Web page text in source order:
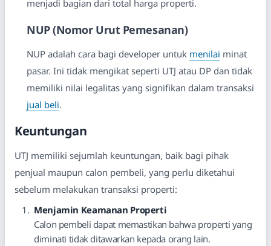
menjadi bagian dari total harga properti.
NUP (Nomor Urut Pemesanan)
NUP adalah cara bagi developer untuk menilai minat
pasar. Ini tidak mengikat seperti UTJ atau DP dan tidak
memiliki nilai legalitas yang signifikan dalam transaksi
jual beli.
Keuntungan
UTJ memiliki sejumlah keuntungan, baik bagi pihak
penjual maupun calon pembeli, yang perlu diketahui
sebelum melakukan transaksi properti:
Menjamin Keamanan Properti
Calon pembeli dapat memastikan bahwa properti yang
diminati tidak ditawarkan kepada orang lain.